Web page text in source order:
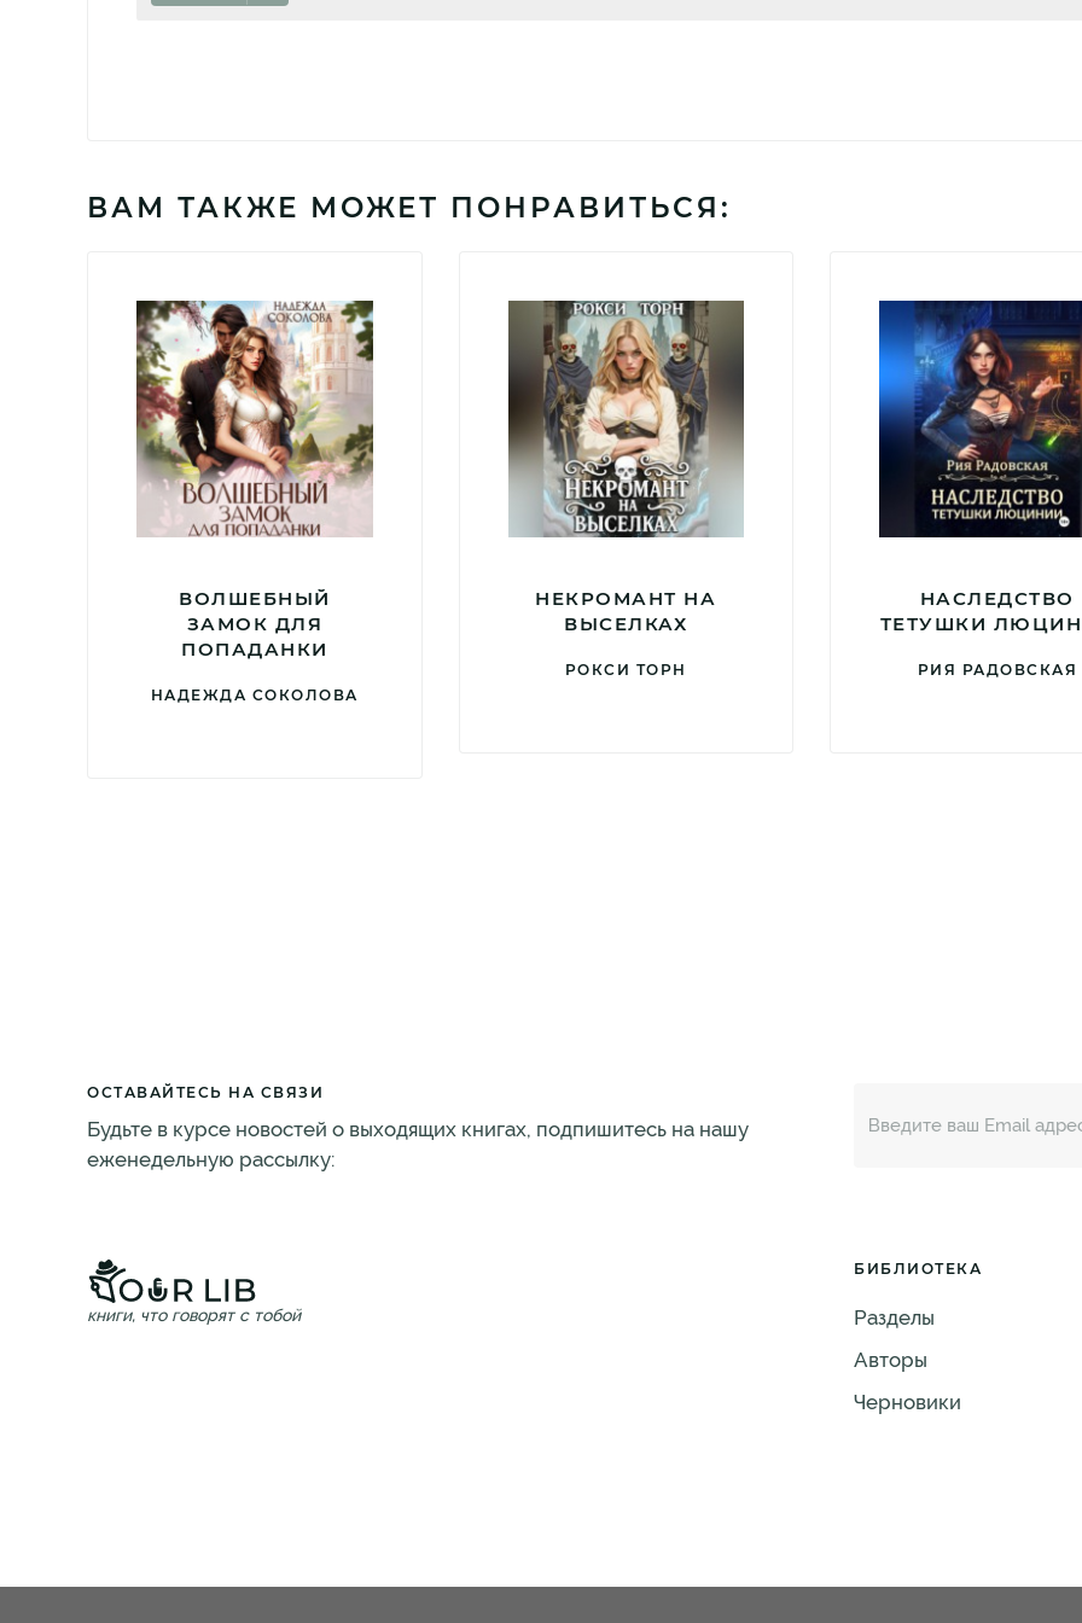
ВАМ ТАКЖЕ МОЖЕТ ПОНРАВИТЬСЯ:
ВОЛШЕБНЫЙ
ЗАМОК ДЛЯ
ПОПАДАНКИ
НАДЕЖДА СОКОЛОВА
НЕКРОМАНТ НА
ВЫСЕЛКАХ
РОКСИ ТОРН
НАСЛЕДСТВО
ТЕТУШКИ
РИЯ РАДОВСКАЯ
ОСТАВАЙТЕСЬ НА СВЯЗИ
Будьте в курсе новостей о выходящих книгах, подпишитесь на нашу
еженедельную рассылку:
книги, что говорят с тобой
БИБЛИОТЕКА
Разделы
Авторы
Черновики